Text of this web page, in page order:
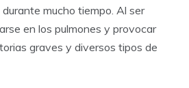
mucho tiempo. Al ser
en los pulmones y provocar
graves y diversos tipos de